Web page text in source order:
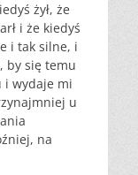
żył, że
i że kiedyś
i tak silne, i
by się temu
i wydaje mi
u
na